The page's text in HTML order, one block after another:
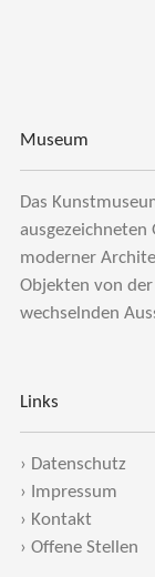
Museum
Das
ausgezeichneten
moderner
Objekten von
wechselnden
Links
› Datenschutz
›
Impressum
› Kontakt
› Offene Stellen